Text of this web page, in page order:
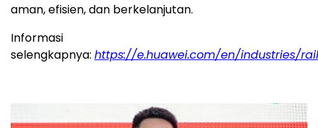
aman, efisien, dan berkelanjutan.
Informasi
selengkapnya: https://e.huawei.com/en/industries/